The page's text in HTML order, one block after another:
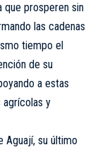
que prosperen sin
las cadenas
tiempo el
de su
a estas
agrícolas y
Aguají, su último